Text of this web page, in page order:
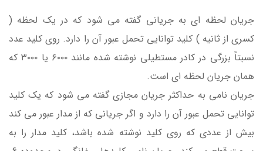
جریان لحظه ای به جریانی گفته می شود که در یک لحظه (
کسری از ثانیه ) کلید توانایی تحمل عبور آن را دارد. روی کلید عدد
نسبتاً بزرگی در کادر مستطیلی نوشته شده مانند ۶۰۰۰ یا ۳۰۰۰ که
همان جریان لحظه ای است.
جریان نامی به حداکثر جریان مجازی گفته می شود که یک کلید
توانایی تحمل عبور آن را دارد و اگر جریانی که از مدار عبور می کند
بیش از عددی که روی کلید نوشته شده باشد، کلید مدار را به